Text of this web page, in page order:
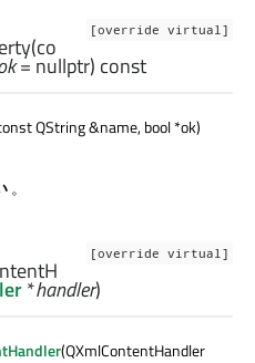
[override virtual]
(co
= nullptr) const
QString &name, bool *ok)
。
[override virtual]
*handler)
(QXmlContentHandler